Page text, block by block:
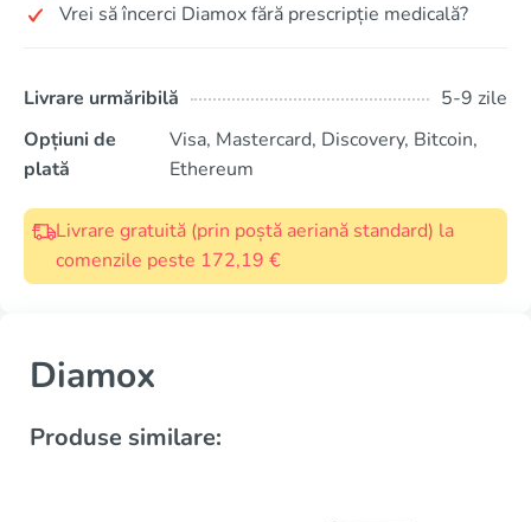
Vrei să încerci Diamox fără prescripție medicală?
Livrare urmăribilă
5-9 zile
Opțiuni de
plată
Visa, Mastercard, Discovery, Bitcoin,
Ethereum
Livrare gratuită (prin poștă aeriană standard) la
comenzile peste 172,19 €
Diamox
Produse similare: